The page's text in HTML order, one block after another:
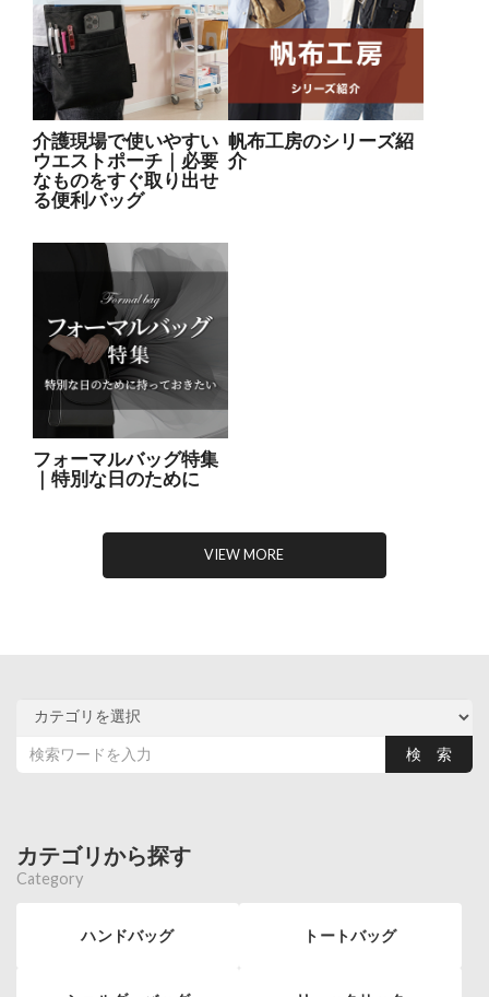
介護現場で使いやすい
ウエストポーチ｜必要
なものをすぐ取り出せ
る便利バッグ
帆布工房のシリーズ紹
介
フォーマルバッグ特集
｜特別な日のために
VIEW MORE
カテゴリから探す
Category
ハンドバッグ トートバッグ